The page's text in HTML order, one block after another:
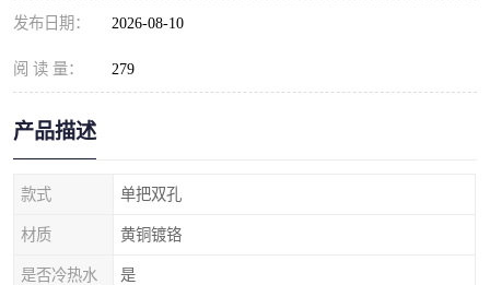
发布日期： 2026-08-10
阅 读 量： 279
产品描述
款式 单把双孔
材质 黄铜镀铬
是否冷热水 是